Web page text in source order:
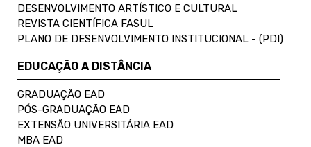
DESENVOLVIMENTO ARTÍSTICO E CULTURAL
REVISTA CIENTÍFICA FASUL
PLANO DE DESENVOLVIMENTO INSTITUCIONAL - (PDI)
EDUCAÇÃO A DISTÂNCIA
GRADUAÇÃO EAD
PÓS-GRADUAÇÃO EAD
EXTENSÃO UNIVERSITÁRIA EAD
MBA EAD